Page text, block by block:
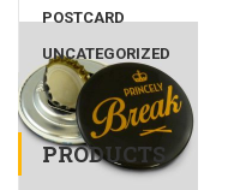
POSTCARD
UNCATEGORIZED
PRODUCTS